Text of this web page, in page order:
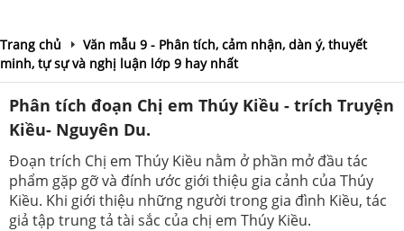
Trang chủ
Văn mẫu 9 - Phân tích, cảm nhận, dàn ý, thuyết
minh, tự sự và nghị luận lớp 9 hay nhất
Phân tích đoạn Chị em Thúy Kiều - trích Truyện
Kiều- Nguyên Du.
Đoạn trích Chị em Thúy Kiều nằm ở phần mở đầu tác
phẩm gặp gỡ và đính ước giới thiệu gia cảnh của Thúy
Kiều. Khi giới thiệu những người trong gia đình Kiều, tác
giả tập trung tả tài sắc của chị em Thúy Kiều.